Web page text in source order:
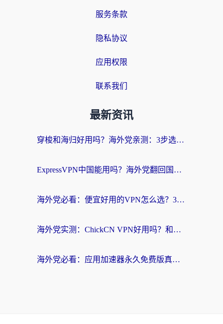
服务条款
隐私协议
应用权限
联系我们
最新资讯
穿梭和海归好用吗？海外党亲测：3步选对回国加速器，无缝刷国内剧玩手游
ExpressVPN中国能用吗？海外党翻回国内的加速器选择指南（附番茄加速器实测）
海外党必看：便宜好用的VPN怎么选？3步解决回国访问难题+Steam改区技巧
海外党实测：ChickCN VPN好用吗？和OurPlay VPN对比哪个回国效果更好？附避坑指南
海外党必看：应用加速器永久免费版真的靠谱吗？教你选对回国加速器无缝刷国内资源